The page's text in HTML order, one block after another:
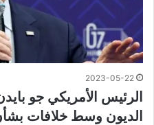
2023-05-22
الرئيس الأمريكي جو
الديون وسط خلافات